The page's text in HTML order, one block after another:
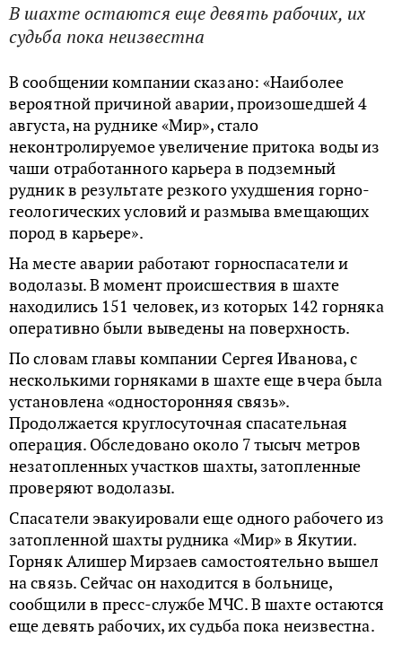
В шахте остаются еще девять рабочих, их
судьба пока неизвестна
В сообщении компании сказано: «Наиболее
вероятной причиной аварии, произошедшей 4
августа, на руднике «Мир», стало
неконтролируемое увеличение притока воды из
чаши отработанного карьера в подземный
рудник в результате резкого ухудшения горно-
геологических условий и размыва вмещающих
пород в карьере».
На месте аварии работают горноспасатели и
водолазы. В момент происшествия в шахте
находились 151 человек, из которых 142 горняка
оперативно были выведены на поверхность.
По словам главы компании Сергея Иванова, с
несколькими горняками в шахте еще вчера была
установлена «односторонняя связь».
Продолжается круглосуточная спасательная
операция. Обследовано около 7 тысыч метров
незатопленных участков шахты, затопленные
проверяют водолазы.
Спасатели эвакуировали еще одного рабочего из
затопленной шахты рудника «Мир» в Якутии.
Горняк Алишер Мирзаев самостоятельно вышел
на связь. Сейчас он находится в больнице,
сообщили в пресс-службе МЧС. В шахте остаются
еще девять рабочих, их судьба пока неизвестна.